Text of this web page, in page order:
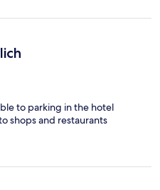
to parking in the hotel
shops and restaurants